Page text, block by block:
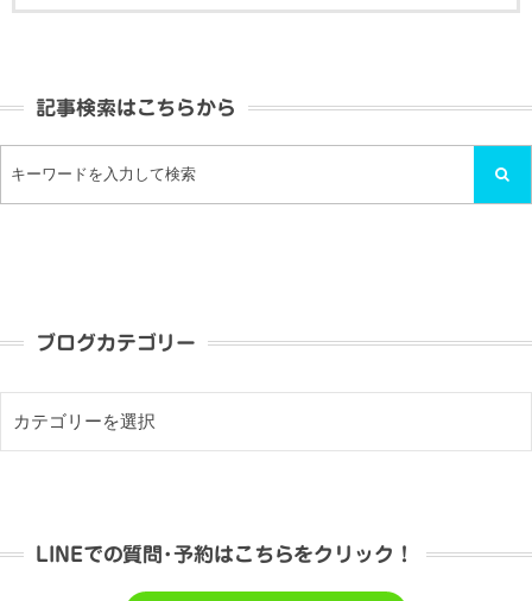
記事検索はこちらから
ブログカテゴリー
LINEでの質問･予約はこちらをクリック！